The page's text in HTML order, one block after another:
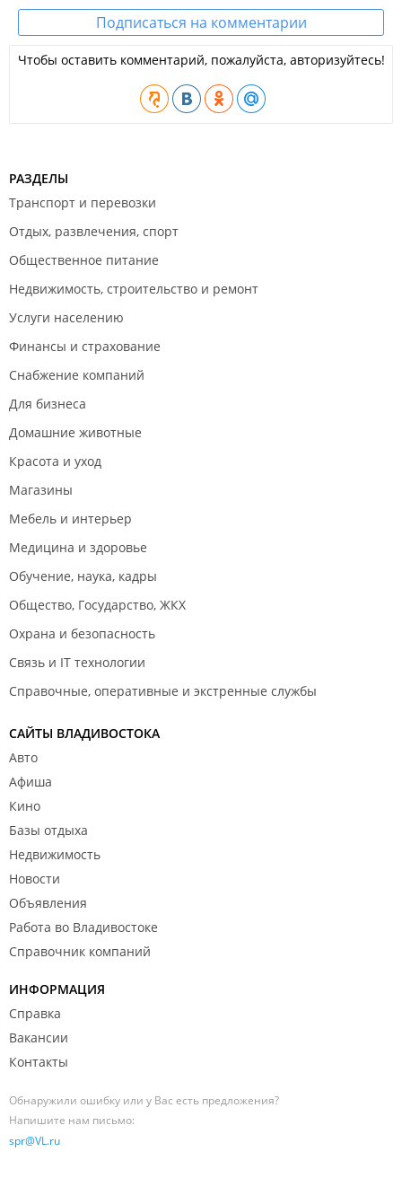
Подписаться на комментарии
Чтобы оставить комментарий, пожалуйста, авторизуйтесь!
РАЗДЕЛЫ
Транспорт и перевозки
Отдых, развлечения, спорт
Общественное питание
Недвижимость, строительство и ремонт
Услуги населению
Финансы и страхование
Снабжение компаний
Для бизнеса
Домашние животные
Красота и уход
Магазины
Мебель и интерьер
Медицина и здоровье
Обучение, наука, кадры
Общество, Государство, ЖКХ
Охрана и безопасность
Связь и IT технологии
Справочные, оперативные и экстренные службы
САЙТЫ ВЛАДИВОСТОКА
Авто
Афиша
Кино
Базы отдыха
Недвижимость
Новости
Объявления
Работа во Владивостоке
Справочник компаний
ИНФОРМАЦИЯ
Справка
Вакансии
Контакты
Обнаружили ошибку или у Вас есть предложения?
Напишите нам письмо:
spr@VL.ru